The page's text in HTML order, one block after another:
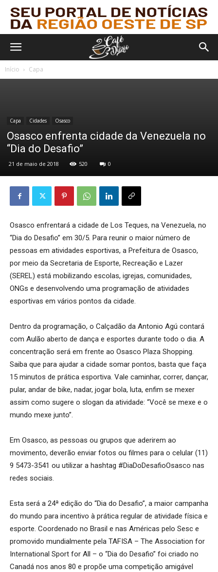
Início Capa
Capa Cidades Osasco
Osasco enfrenta cidade da Venezuela no
“Dia do Desafio”
21 de maio de 2018 520 0
Osasco enfrentará a cidade de Los Teques, na Venezuela, no
“Dia do Desafio” em 30/5. Para reunir o maior número de
pessoas em atividades esportivas, a Prefeitura de Osasco,
por meio da Secretaria de Esporte, Recreação e Lazer
(SEREL) está mobilizando escolas, igrejas, comunidades,
ONGs e desenvolvendo uma programação de atividades
esportivas em vários pontos da cidade.
Dentro da programação, o Calçadão da Antonio Agú contará
com Aulão aberto de dança e esportes durante todo o dia. A
concentração será em frente ao Osasco Plaza Shopping.
Saiba que para ajudar a cidade somar pontos, basta que faça
15 minutos de prática esportiva. Vale caminhar, correr, dançar,
pular, andar de bike, nadar, jogar bola, luta, enfim se mexer
assim como sugere o slogan da atividade: “Você se mexe e o
mundo mexe junto”.
Em Osasco, as pessoas ou grupos que aderirem ao
movimento, deverão enviar fotos ou filmes para o celular (11)
9 5473-3541 ou utilizar a hashtag #DiaDoDesafioOsasco nas
redes sociais.
Esta será a 24ª edição do “Dia do Desafio”, a maior campanha
do mundo para incentivo à prática regular de atividade física e
esporte. Coordenado no Brasil e nas Américas pelo Sesc e
promovido mundialmente pela TAFISA – The Association for
International Sport for All – o “Dia do Desafio” foi criado no
Canadá nos anos 80 e propõe uma competição amigável